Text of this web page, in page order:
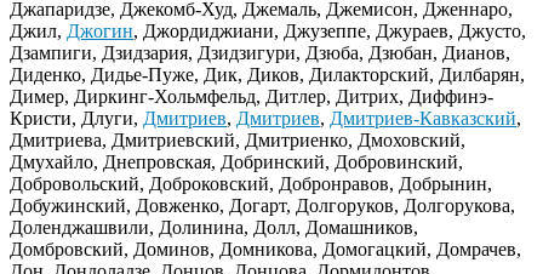
Джапаридзе, Джекомб-Худ, Джемаль, Джемисон, Дженнаро,
Джил, Джогин, Джордиджиани, Джузеппе, Джураев, Джусто,
Дзампиги, Дзидзария, Дзидзигури, Дзюба, Дзюбан, Дианов,
Диденко, Дидье-Пуже, Дик, Диков, Дилакторский, Дилбарян,
Димер, Диркинг-Хольмфельд, Дитлер, Дитрих, Диффинэ-
Кристи, Длуги, Дмитриев, Дмитриев, Дмитриев-Кавказский,
Дмитриева, Дмитриевский, Дмитриенко, Дмоховский,
Дмухайло, Днепровская, Добринский, Добровинский,
Добровольский, Доброковский, Добронравов, Добрынин,
Добужинский, Довженко, Догарт, Долгоруков, Долгорукова,
Доленджашвили, Долинина, Долл, Домашников,
Домбровский, Доминов, Домникова, Домогацкий, Домрачев,